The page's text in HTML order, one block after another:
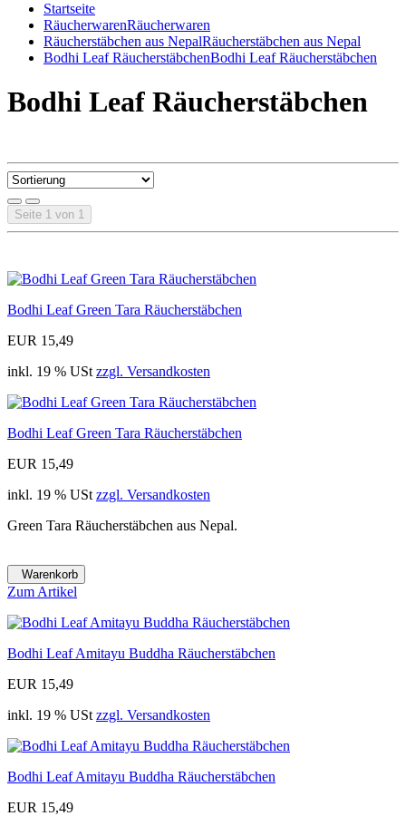
Startseite
RäucherwarenRäucherwaren
Räucherstäbchen aus NepalRäucherstäbchen aus Nepal
Bodhi Leaf RäucherstäbchenBodhi Leaf Räucherstäbchen
Bodhi Leaf Räucherstäbchen
Seite 1 von 1
Bodhi Leaf Green Tara Räucherstäbchen
EUR 15,49
inkl. 19 % USt zzgl. Versandkosten
Bodhi Leaf Green Tara Räucherstäbchen
EUR 15,49
inkl. 19 % USt zzgl. Versandkosten
Green Tara Räucherstäbchen aus Nepal.
Warenkorb
Zum Artikel
Bodhi Leaf Amitayu Buddha Räucherstäbchen
EUR 15,49
inkl. 19 % USt zzgl. Versandkosten
Bodhi Leaf Amitayu Buddha Räucherstäbchen
EUR 15,49